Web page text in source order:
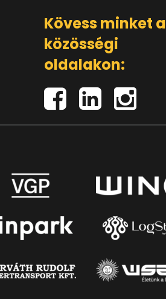
Kövess minket a
közösségi
oldalakon: